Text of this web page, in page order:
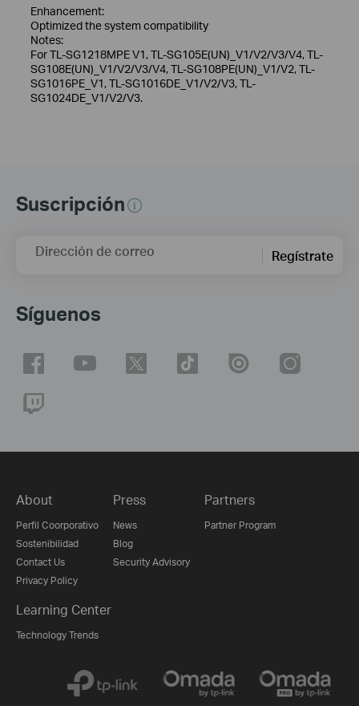
Enhancement:
Optimized the system compatibility
Notes:
For TL-SG1218MPE V1, TL-SG105E(UN)_V1/V2/V3/V4, TL-
SG108E(UN)_V1/V2/V3/V4, TL-SG108PE(UN)_V1/V2, TL-
SG1016PE_V1, TL-SG1016DE_V1/V2/V3, TL-
SG1024DE_V1/V2/V3.
Suscripción
Dirección de correo Regístrate
Síguenos
About
Perfil Coorporativo
Sostenibilidad
Contact Us
Privacy Policy
Press
News
Blog
Security Advisory
Partners
Partner Program
Learning Center
Technology Trends